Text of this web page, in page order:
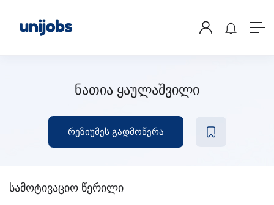
ნათია ყაულაშვილი
რეზიუმეს გადმოწერა
სამოტივაციო წერილი